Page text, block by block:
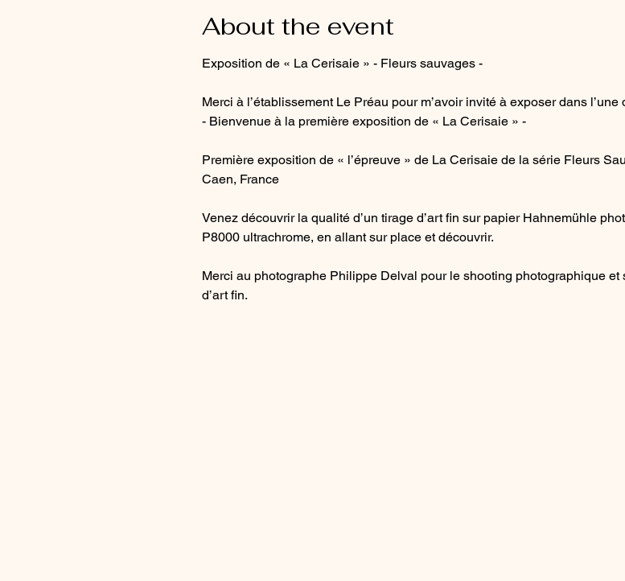
About the event
Exposition de « La Cerisaie » - Fleurs sauvages -
Merci à l’établissement Le Préau pour m’avoir invité à exposer dans
- Bienvenue à la première exposition de « La Cerisaie » -
Première exposition de « l’épreuve » de La Cerisaie de la série Fleurs
Caen, France
Venez découvrir la qualité d’un tirage d’art fin sur papier Hahnemühle
P8000 ultrachrome, en allant sur place et découvrir.
Merci au photographe Philippe Delval pour le shooting photographique
d’art fin.